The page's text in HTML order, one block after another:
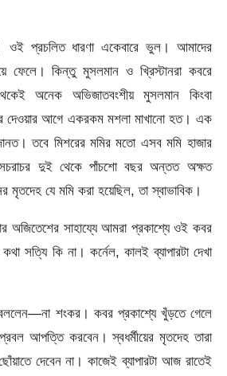
ওই প্রচলিত ধারণা একেবারে ভুল। আমাদের
ফেলে। কিন্তু মুসলমান ও খ্রিস্টানরা কবরে
অনেক অভিজাতবংশীয় মুসলমান কিংবা
দেওয়ার আগে একরকম মশলা মাখানো হত। এক
তবে মিশরের মমির মতো এসব মমি হাজার
দুই থেকে পাঁচশো বছর অন্তত অক্ষত
মৃতদেহ যে মমি করা হয়েছিল, তা স্বাভাবিক।
অজিতেশের সাহায্যে আমরা প্রকাশ্যে ওই কবর
সত্যি কি না। কর্নেল, কালই ব্যাপারটা দেখা
বললেন—না শংকর। কবর প্রকাশ্যে খুঁড়তে গেলে
আপত্তি করবেন। স্বধর্মীয়ের মৃতদেহ তারা
দেবেন না। কাজেই ব্যাপারটা আজ রাতেই